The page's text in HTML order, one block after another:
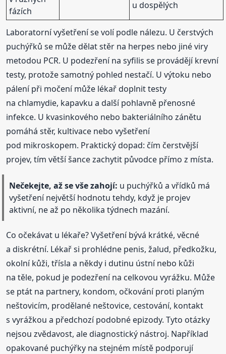
fázích
u dospělých
Laboratorní vyšetření se volí podle nálezu. U čerstvých
puchýřků se může dělat stěr na herpes nebo jiné viry
metodou PCR. U podezření na syfilis se provádějí krevní
testy, protože samotný pohled nestačí. U výtoku nebo
pálení při močení může lékař doplnit testy
na chlamydie, kapavku a další pohlavně přenosné
infekce. U kvasinkového nebo bakteriálního zánětu
pomáhá stěr, kultivace nebo vyšetření
pod mikroskopem. Praktický dopad: čím čerstvější
projev, tím větší šance zachytit původce přímo z místa.
Nečekejte, až se vše zahojí: u puchýřků a vřídků má
vyšetření největší hodnotu tehdy, když je projev
aktivní, ne až po několika týdnech mazání.
Co očekávat u lékaře? Vyšetření bývá krátké, věcné
a diskrétní. Lékař si prohlédne penis, žalud, předkožku,
okolní kůži, třísla a někdy i dutinu ústní nebo kůži
na těle, pokud je podezření na celkovou vyrážku. Může
se ptát na partnery, kondom, očkování proti planým
neštovicím, prodělané neštovice, cestování, kontakt
s vyrážkou a předchozí podobné epizody. Tyto otázky
nejsou zvědavost, ale diagnostický nástroj. Například
opakované puchýřky na stejném místě podporují